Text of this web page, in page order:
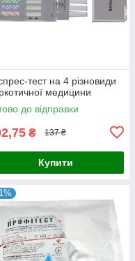
тест на 4 різновиди
медицини
до відправки
₴ 137 ₴
Купити